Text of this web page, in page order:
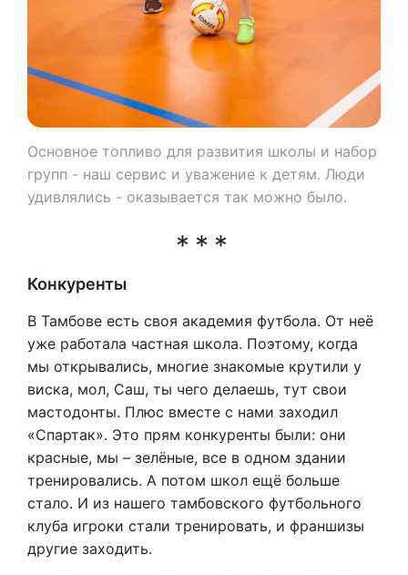
Основное топливо для развития школы и набор
групп - наш сервис и уважение к детям. Люди
удивлялись - оказывается так можно было.
Конкуренты
В Тамбове есть своя академия футбола. От неё
уже работала частная школа. Поэтому, когда
мы открывались, многие знакомые крутили у
виска, мол, Саш, ты чего делаешь, тут свои
мастодонты. Плюс вместе с нами заходил
«Спартак». Это прям конкуренты были: они
красные, мы – зелёные, все в одном здании
тренировались. А потом школ ещё больше
стало. И из нашего тамбовского футбольного
клуба игроки стали тренировать, и франшизы
другие заходить.